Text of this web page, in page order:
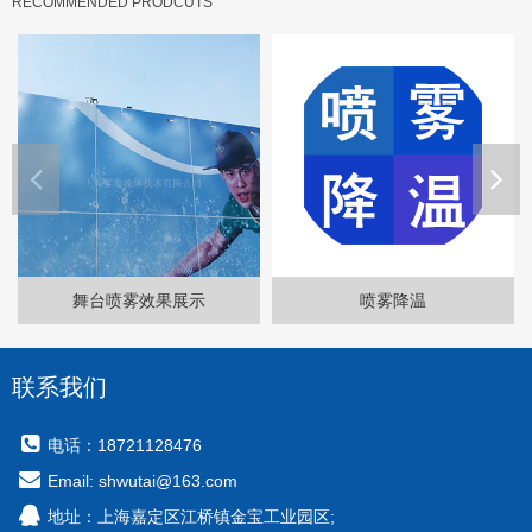
喷雾降温 喷雾除尘系统
联系我们
电话：18721128476
Email: shwutai@163.com
地址：上海嘉定区江桥镇金宝工业园区;